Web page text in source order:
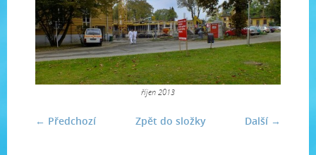
říjen 2013
← Předchozí Další →
Zpět do složky